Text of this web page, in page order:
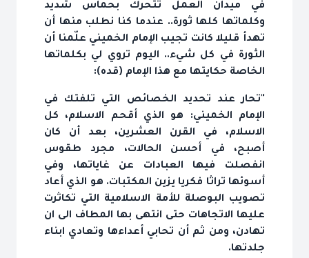
في ميدان العمل تتحرك بحماس شديد
وكلماتها كلها ثورة.. عندما كنا نطلب منها أن
تهدأ قليلا كانت تجيب الإمام الخميني علّمنا أن
الثورة في كل شيء.. اليوم تروي لي بكلماتها
الخاصة حكايتها مع هذا الإمام (قده):
"تحار عند تحديد الخصائص التي تلفتك في
الإمام الخميني: هو الذي أقحم الاسلام، كل
الاسلام، في القرن العشرين، بعد أن كان
أصبح، في أحسن الحالات، مجرد طقوس
انفصلت فيها العبادات عن غاياتها، وفي
أسوئها تراثا فكريا يزين المكتبات. هو الذي أعاد
تصويب البوصلة للأمة الاسلامية التي تكاثرت
عليها الاتجاهات حتى انتهى بها المطاف الى ان
تهادن، ومن ثم أن تحابي أعداءها وتعادي ابناء
جلدتها.